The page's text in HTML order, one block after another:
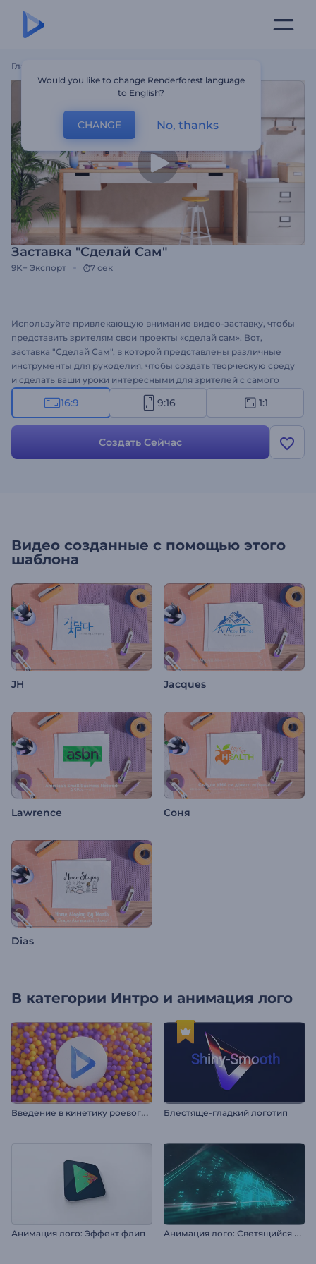
Главная
Заставка "Сделай Сам"
9K+ Экспорт 7 сек
Используйте привлекающую внимание видео-заставку, чтобы
представить зрителям свои проекты «сделай сам». Вот,
заставка "Сделай Сам", в которой представлены различные
инструменты для рукоделия, чтобы создать творческую среду
и сделать ваши уроки интересными для зрителей с самого
начала. От красочной ленты и блесток до деревянных
молотков и линеек — эта тематическая заставка — все, что вам
подход и дать толчок своим проектам «сделай сам». Загрузите
свой логотип, напишите текст и подождите несколько минут,
16:9 9:16 1:1
Создать Сейчас
Видео созданные с помощью этого
шаблона
JH Jacques
Lawrence Соня
Dias
В категории Интро и анимация лого
В
ведение в кинетику роевого поведения сфер Блестяще-гладкий логотип
Анимация лого: Эффект флип А
нимация лого: Светящийся неон
Would you like to change Renderforest language
to English?
CHANGE No, thanks